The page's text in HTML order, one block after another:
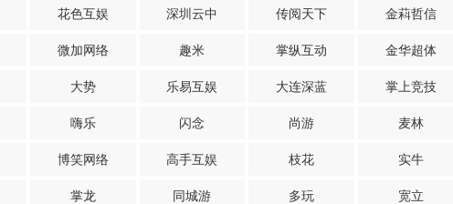
花色互娱 深圳云中 传阅天下 金萪哲信
微加网络 趣米 掌纵互动 金华超体
大势 乐易互娱 大连深蓝 掌上竞技
嗨乐 闪念 尚游 麦林
博笑网络 高手互娱 枝花 实牛
掌龙 同城游 多玩 宽立